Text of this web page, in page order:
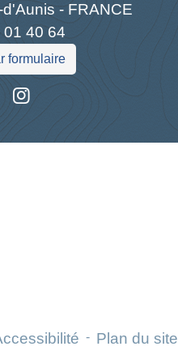
- FRANCE
01 40 64
formulaire
- Plan du site